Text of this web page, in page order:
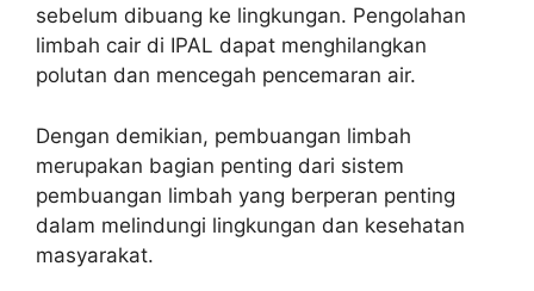
sebelum dibuang ke lingkungan. Pengolahan
limbah cair di IPAL dapat menghilangkan
polutan dan mencegah pencemaran air.
Dengan demikian, pembuangan limbah
merupakan bagian penting dari sistem
pembuangan limbah yang berperan penting
dalam melindungi lingkungan dan kesehatan
masyarakat.